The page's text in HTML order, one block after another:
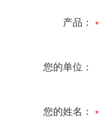
产品：
您的单位：
您的姓名：